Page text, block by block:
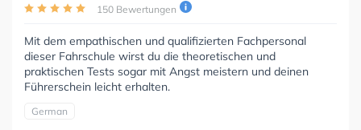
150 Bewertungen
Mit dem empathischen und qualifizierten Fachpersonal
dieser Fahrschule wirst du die theoretischen und
praktischen Tests sogar mit Angst meistern und deinen
Führerschein leicht erhalten.
German